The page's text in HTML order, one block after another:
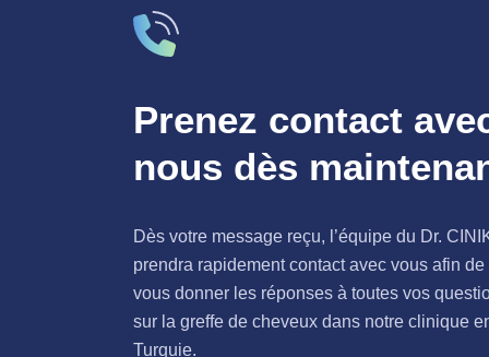
Prenez contact
nous dès
Dès votre message reçu, l’équipe du Dr.
prendra rapidement contact avec vous afin de
vous donner les réponses à toutes vos
sur la greffe de cheveux dans notre clinique
Turquie.